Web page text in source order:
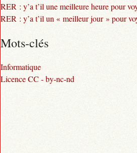
RER : y’a t’il une meilleure heure pour
RER : y’a t’il un « meilleur jour » pour
Mots-clés
Informatique
Licence CC - by-nc-nd